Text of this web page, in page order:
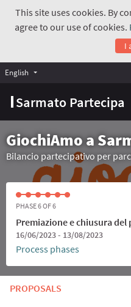
This site uses cookies. By
agree to our use of cookies.
I
Sarmato Partecipa
English Choose language
GiochiAmo a
Bilancio partecipativo per
PHASE 6 OF 6
Premiazione e chiusura del
16/06/2023 - 13/08/2023
Process phases
PROPOSALS